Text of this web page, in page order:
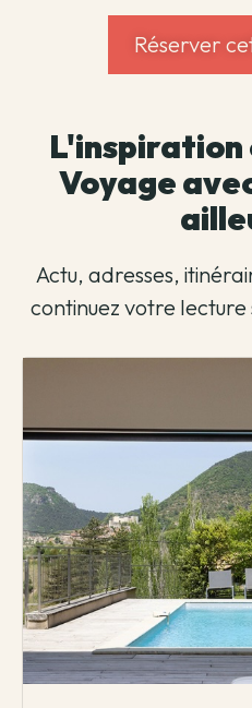
Réserver
L'inspiration
Voyage
Actu, adresses,
continuez votre lecture